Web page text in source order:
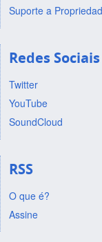
Suporte a
Redes Sociais
Twitter
YouTube
SoundCloud
RSS
O que é?
Assine